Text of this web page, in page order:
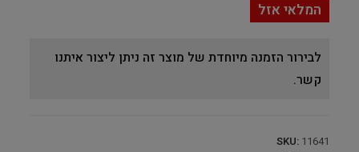
המלאי אזל
לבירור הזמנה מיוחדת של מוצר זה ניתן ליצור איתנו
קשר.
SKU: 11641